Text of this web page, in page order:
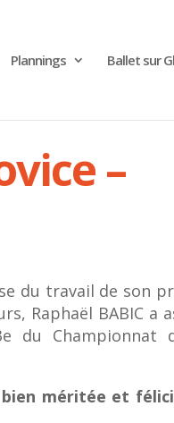
Plannings Ballet sur
–
du travail de son
Raphaël BABIC a
du Championnat
méritée et